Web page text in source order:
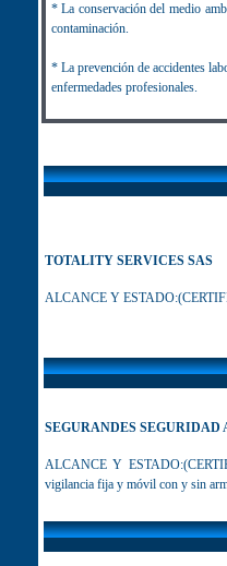
* La conservación del medio
contaminación.
* La prevención de accidentes
enfermedades profesionales.
TOTALITY SERVICES SAS
ALCANCE Y
SEGURANDES
ALCANCE Y
vigilancia fija y móvil con y sin